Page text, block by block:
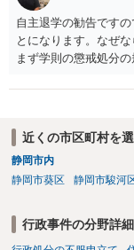
自主退学の勧告です
とになります。なぜ
まず学則の懲戒処分
なるかと思います。
弁護士会にあります
近くの市区町村を
静岡市内
静岡市葵区
静岡市駿河
行政事件の分野詳